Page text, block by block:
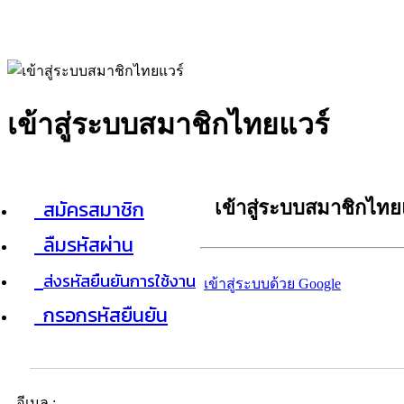
เข้าสู่ระบบสมาชิกไทยแวร์
สมัครสมาชิก
ลืมรหัสผ่าน
ส่งรหัสยืนยันการใช้งาน
กรอกรหัสยืนยัน
เข้าสู่ระบบสมาชิกไท
เข้าสู่ระบบด้วย Google